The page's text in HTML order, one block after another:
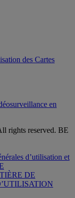
des Cartes
en
rights reserved. BE
d’utilisation et
DE